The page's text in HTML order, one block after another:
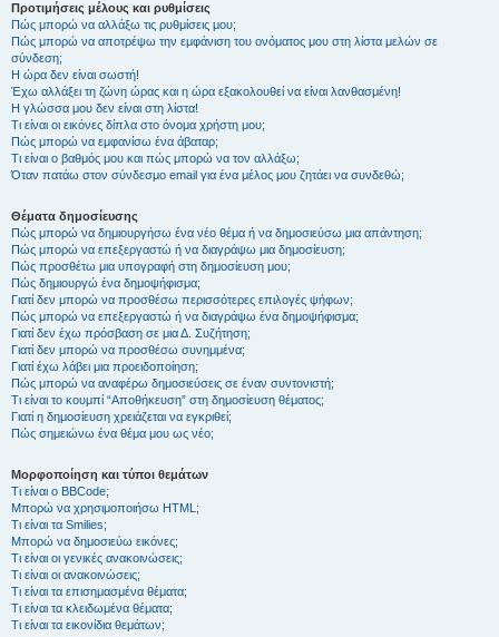
Προτιμήσεις μέλους και ρυθμίσεις
Πώς μπορώ να αλλάξω τις ρυθμίσεις μου;
Πώς μπορώ να αποτρέψω την εμφάνιση του ονόματος μου στη λίστα μελών σε
σύνδεση;
Η ώρα δεν είναι σωστή!
Έχω αλλάξει τη ζώνη ώρας και η ώρα εξακολουθεί να είναι λανθασμένη!
Η γλώσσα μου δεν είναι στη λίστα!
Τι είναι οι εικόνες δίπλα στο όνομα χρήστη μου;
Πώς μπορώ να εμφανίσω ένα άβαταρ;
Τι είναι ο βαθμός μου και πώς μπορώ να τον αλλάξω;
Όταν πατάω στον σύνδεσμο email για ένα μέλος μου ζητάει να συνδεθώ;
Θέματα δημοσίευσης
Πώς μπορώ να δημιουργήσω ένα νέο θέμα ή να δημοσιεύσω μια απάντηση;
Πώς μπορώ να επεξεργαστώ ή να διαγράψω μια δημοσίευση;
Πώς προσθέτω μια υπογραφή στη δημοσίευση μου;
Πώς δημιουργώ ένα δημοψήφισμα;
Γιατί δεν μπορώ να προσθέσω περισσότερες επιλογές ψήφων;
Πώς μπορώ να επεξεργαστώ ή να διαγράψω ένα δημοψήφισμα;
Γιατί δεν έχω πρόσβαση σε μια Δ. Συζήτηση;
Γιατί δεν μπορώ να προσθέσω συνημμένα;
Γιατί έχω λάβει μια προειδοποίηση;
Πώς μπορώ να αναφέρω δημοσιεύσεις σε έναν συντονιστή;
Τι είναι το κουμπί “Αποθήκευση” στη δημοσίευση θέματος;
Γιατί η δημοσίευση χρειάζεται να εγκριθεί;
Πώς σημειώνω ένα θέμα μου ως νέο;
Μορφοποίηση και τύποι θεμάτων
Τι είναι ο BBCode;
Μπορώ να χρησιμοποιήσω HTML;
Τι είναι τα Smilies;
Μπορώ να δημοσιεύω εικόνες;
Τι είναι οι γενικές ανακοινώσεις;
Τι είναι οι ανακοινώσεις;
Τι είναι τα επισημασμένα θέματα;
Τι είναι τα κλειδωμένα θέματα;
Τι είναι τα εικονίδια θεμάτων;